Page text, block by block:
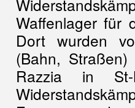
Waffenlager für
Dort wurden
(Bahn,
Razzia in St-